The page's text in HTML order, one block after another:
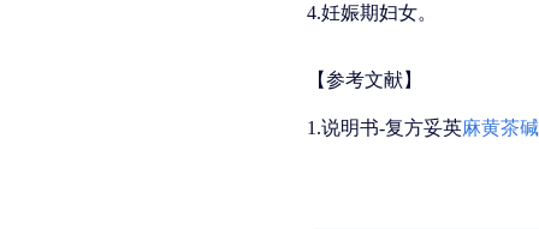
4.妊娠期妇女。
【参考文献】
1.说明书-复方妥英麻黄茶碱